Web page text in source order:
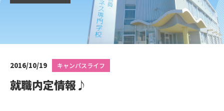
2016/10/19 キャンパスライフ
就職内定情報♪